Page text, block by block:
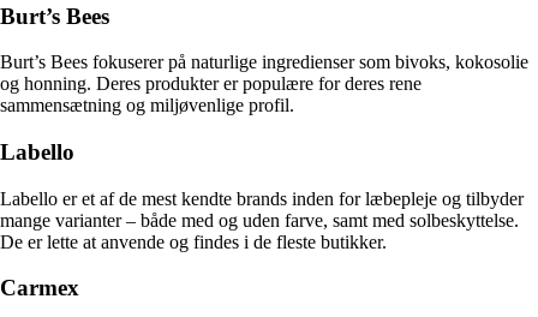
Burt’s Bees
Burt’s Bees fokuserer på naturlige ingredienser som bivoks, kokosolie
og honning. Deres produkter er populære for deres rene
sammensætning og miljøvenlige profil.
Labello
Labello er et af de mest kendte brands inden for læbepleje og tilbyder
mange varianter – både med og uden farve, samt med solbeskyttelse.
De er lette at anvende og findes i de fleste butikker.
Carmex